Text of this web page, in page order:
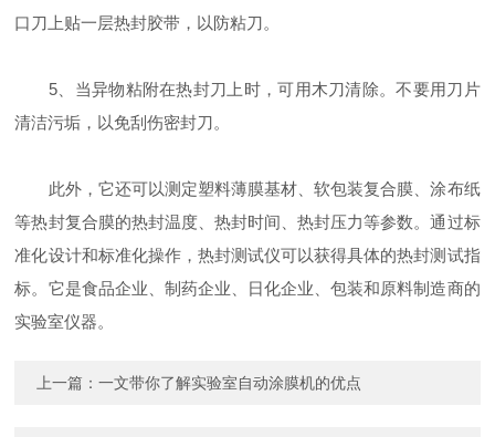
口刀上贴一层热封胶带，以防粘刀。
5、当异物粘附在热封刀上时，可用木刀清除。不要用刀片
清洁污垢，以免刮伤密封刀。
此外，它还可以测定塑料薄膜基材、软包装复合膜、涂布纸
等热封复合膜的热封温度、热封时间、热封压力等参数。通过标
准化设计和标准化操作，热封测试仪可以获得具体的热封测试指
标。它是食品企业、制药企业、日化企业、包装和原料制造商的
实验室仪器。
上一篇：一文带你了解实验室自动涂膜机的优点